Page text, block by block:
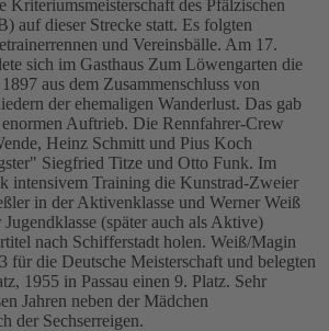
Kriteriumsmeisterschaft des Pfälzischen
auf dieser Strecke statt. Es folgten
und Vereinsbälle. Am 17.
sich im Gasthaus Zum Löwengarten die
aus dem Zusammenschluss von
der ehemaligen Wanderlust. Das gab
Auftrieb. Die Rennfahrer-Crew
Heinz Schmitt und Pius Koch
Siegfried Titze und Otto Funk. Im
intensivem Training die Kunstrad-Zweier
in der Aktivenklasse und Werner Weiß
(später auch als Aktive)
nach Schifferstadt holen. Weiß/Magin
für die Deutsche Meisterschaft und belegten
1955 in Passau einen 9. Platz. Sehr
Jahren neben der Mädchen
der Sechserreigen.